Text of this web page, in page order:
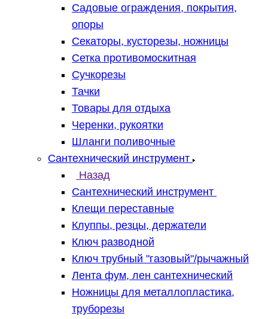
Садовые ограждения, покрытия,
опоры
Секаторы, кусторезы, ножницы
Сетка противомоскитная
Сучкорезы
Тачки
Товары для отдыха
Черенки, рукоятки
Шланги поливочные
Сантехнический инструмент
Назад
Сантехнический инструмент
Клещи переставные
Клуппы, резцы, держатели
Ключ разводной
Ключ трубный "газовый"/рычажный
Лента фум, лен сантехнический
Ножницы для металлопластика,
труборезы